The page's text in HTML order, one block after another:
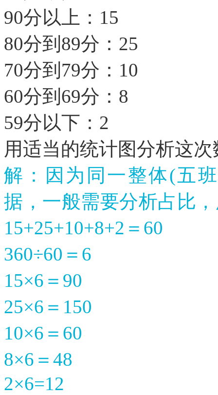
90分以上：15
80分到89分：25
70分到79分：10
60分到69分：8
59分以下：2
用适当的统计图分析这
解：因为同一整体(五
据，一般需要分析占比
15+25+10+8+2＝60
360÷60＝6
15×6＝90
25×6＝150
10×6＝60
8×6＝48
2×6=12